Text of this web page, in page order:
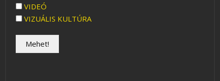
VIDEÓ
VIZUÁLIS KULTÚRA